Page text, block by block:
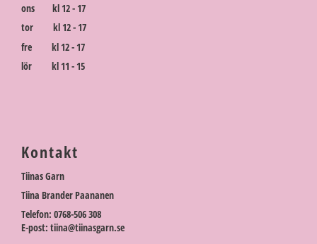
ons kl 12 - 17
tor kl 12 - 17
fre kl 12 - 17
lör kl 11 - 15
Kontakt
Tiinas Garn
Tiina Brander Paananen
Telefon: 0768-506 308
E-post: tiina@tiinasgarn.se